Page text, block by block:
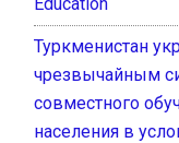
Туркменистан
чрезвычайным
совместного
населения в